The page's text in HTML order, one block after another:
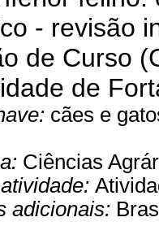
- revisão
de Curso
de
cães e
Ciências
adicionais: